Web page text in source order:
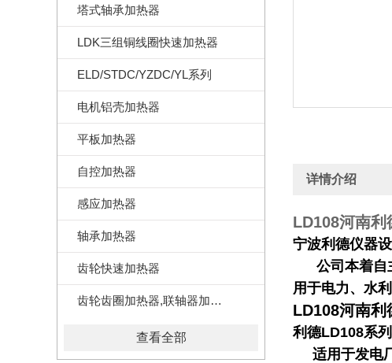
塔式轴承加热器
LDK三组铜线圈快速加热器
ELD/STDC/YZDC/YL系列
电机铝壳加热器
平板加热器
自控加热器
感应加热器
轴承加热器
齿轮快速加热器
齿轮齿圈加热器,联轴器加热器
查看全部
详情介绍
LD108河南利
宁波利德仪器
公司本着自
用于电力、水
LD108河南利
利德LD108系
适用于发电